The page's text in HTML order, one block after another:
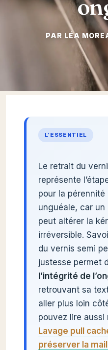
L’ESSENTIEL
Le retrait du
représente
pour la pérennité
unguéale, car
peut altérer la
irréversible.
du vernis semi
justesse permet
l’intégrité de
retrouvant sa
aller plus loin
pouvez lire aussi
Lavage pull
préserver la